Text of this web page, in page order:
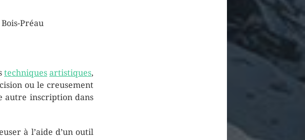
Préau
techniques artistiques,
ou le creusement
autre inscription dans
à l’aide d’un outil